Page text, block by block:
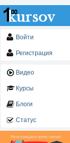
Войти
Регистрация
Видео
Курсы
Блоги
Статус